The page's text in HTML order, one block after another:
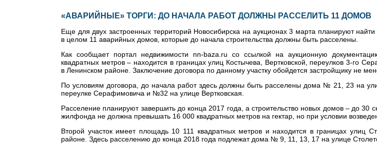
«АВАРИЙНЫЕ» ТОРГИ: ДО НАЧАЛА РАБОТ ДОЛЖНЫ РАССЕЛИТЬ 11 ДОМОВ
Еще для двух застроенных территорий Новосибирска на аукционах 3 марта планируют найти
в целом 11 аварийных домов, которые до начала строительства должны быть расселены.
Как сообщает портал недвижимости nn-baza.ru со ссылкой на аукционную
квадратных метров – находится в границах улиц Костычева, Вертковской, переулков 3-го
в Ленинском районе. Заключение договора по данному участку обойдется застройщику не
По условиям договора, до начала работ здесь должны быть расселены дома № 21, 23 на
переулке Серафимовича и №32 на улице Вертковская.
Расселение планируют завершить до конца 2017 года, а строительство новых домов – до 30
жилфонда не должна превышать 16 000 квадратных метров на гектар, но при условии
Второй участок имеет площадь 10 111 квадратных метров и находится в границах улиц
районе. Здесь расселению до конца 2018 года подлежат дома № 9, 11, 13, 17 на улице